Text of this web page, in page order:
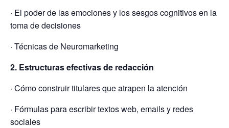
· El poder de las emociones y los sesgos cognitivos en la
toma de decisiones
· Técnicas de Neuromarketing
2. Estructuras efectivas de redacción
· Cómo construir titulares que atrapen la atención
· Fórmulas para escribir textos web, emails y redes
sociales